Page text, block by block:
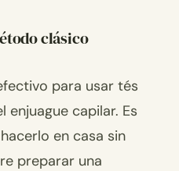
clásico
para usar tés
enjuague capilar. Es
en casa sin
preparar una